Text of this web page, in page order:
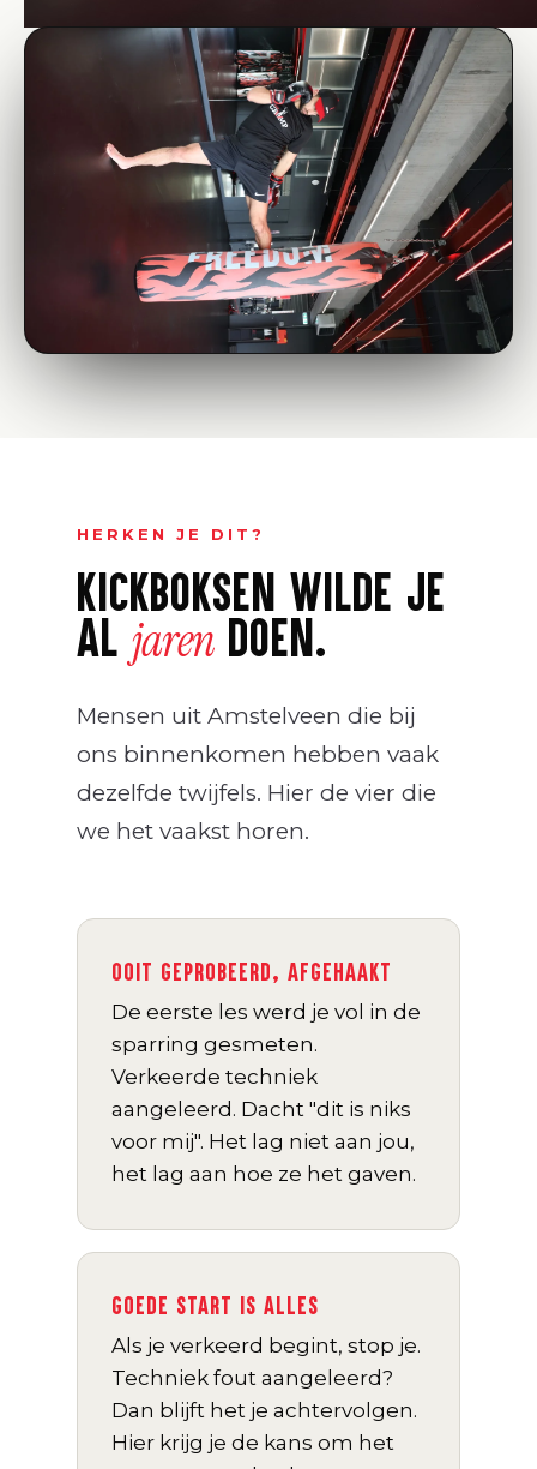
Techniek, kracht,
HERKEN JE DIT?
KICKBOKSEN WILDE JE
AL jaren DOEN.
Mensen uit Amstelveen die bij
ons binnenkomen hebben vaak
dezelfde twijfels. Hier de vier die
we het vaakst horen.
OOIT GEPROBEERD, AFGEHAAKT
De eerste les werd je vol in de
sparring gesmeten.
Verkeerde techniek
aangeleerd. Dacht "dit is niks
voor mij". Het lag niet aan jou,
het lag aan hoe ze het gaven.
GOEDE START IS ALLES
Als je verkeerd begint, stop je.
Techniek fout aangeleerd?
Dan blijft het je achtervolgen.
Hier krijg je de kans om het